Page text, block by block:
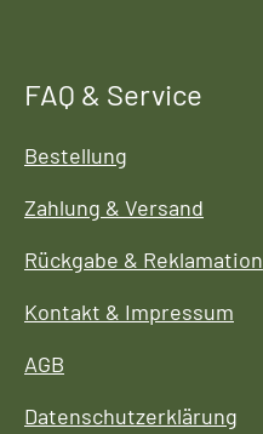
FAQ & Service
Bestellung
Zahlung & Versand
Rückgabe & Reklamation
Kontakt & Impressum
AGB
Datenschutzerklärung